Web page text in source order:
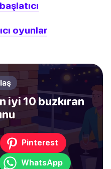
oyunlar
iyi 10 buzkıran
Pinterest
WhatsApp